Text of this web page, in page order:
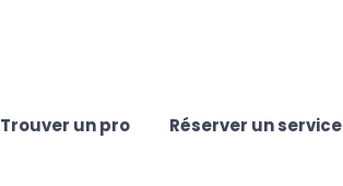
Trouver un pro Réserver un service